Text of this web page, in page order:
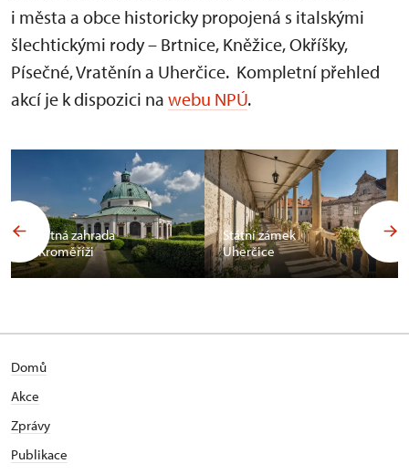
i města a obce historicky propojená s italskými
šlechtickými rody – Brtnice, Kněžice, Okříšky,
Písečné, Vratěnín a Uherčice. Kompletní přehled
akcí je k dispozici na webu NPÚ.
Květná zahrada
v Kroměříži
Státní zámek
Uherčice
Domů
Akce
Zprávy
Publikace